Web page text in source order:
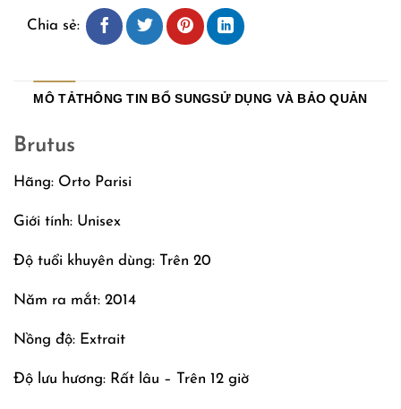
Chia sẻ:
MÔ TẢTHÔNG TIN BỔ SUNGSỬ DỤNG VÀ BẢO QUẢN
Brutus
Hãng: Orto Parisi
Giới tính: Unisex
Độ tuổi khuyên dùng: Trên 20
Năm ra mắt: 2014
Nồng độ: Extrait
Độ lưu hương: Rất lâu – Trên 12 giờ